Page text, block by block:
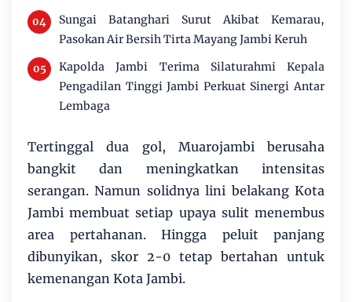
Sungai Batanghari Surut Akibat Kemarau,
Pasokan Air Bersih Tirta Mayang Jambi Keruh
Kapolda Jambi Terima Silaturahmi Kepala
Pengadilan Tinggi Jambi Perkuat Sinergi Antar
Lembaga
Tertinggal dua gol, Muarojambi berusaha
bangkit dan meningkatkan intensitas
serangan. Namun solidnya lini belakang Kota
Jambi membuat setiap upaya sulit menembus
area pertahanan. Hingga peluit panjang
dibunyikan, skor 2-0 tetap bertahan untuk
kemenangan Kota Jambi.